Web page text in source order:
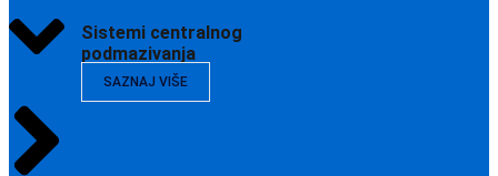
Sistemi centralnog
podmazivanja
SAZNAJ VIŠE